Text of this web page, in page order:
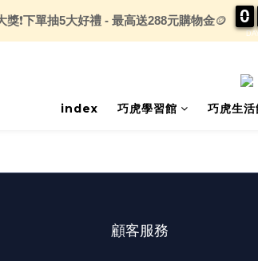
index 巧虎學習館 巧虎生活
顧客服務
獎❗下單抽5大好禮 - 最高送288元購物金🪙 0
0
0
0